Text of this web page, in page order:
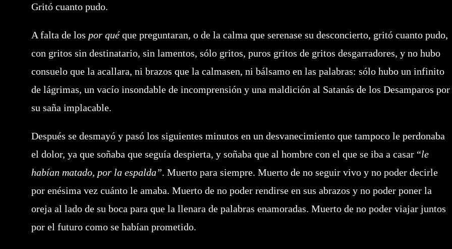
Gritó cuanto pudo.
A falta de los por quéque preguntaran, o de la calma que serenase su desconcierto, gritó cuanto pudo,
con gritos sin destinatario, sin lamentos, sólo gritos, puros gritos de gritos desgarradores, y no hubo
consuelo que la acallara, ni brazos que la calmasen, ni bálsamo en las palabras: sólo hubo un infinito
de lágrimas, un vacío insondable de incomprensión y una maldición al Satanás de los Desamparos por
su saña implacable.
Después se desmayó y pasó los siguientes minutos en un desvanecimiento que tampoco le perdonaba
el dolor, ya que soñaba que seguía despierta, y soñaba que al hombre con el que se iba a casar “le
habían matado, por la espalda”. Muerto para siempre. Muerto de no seguir vivo y no poder decirle
por enésima vez cuánto le amaba. Muerto de no poder rendirse en sus abrazos y no poder poner la
oreja al lado de su boca para que la llenara de palabras enamoradas. Muerto de no poder viajar juntos
por el futuro como se habían prometido.